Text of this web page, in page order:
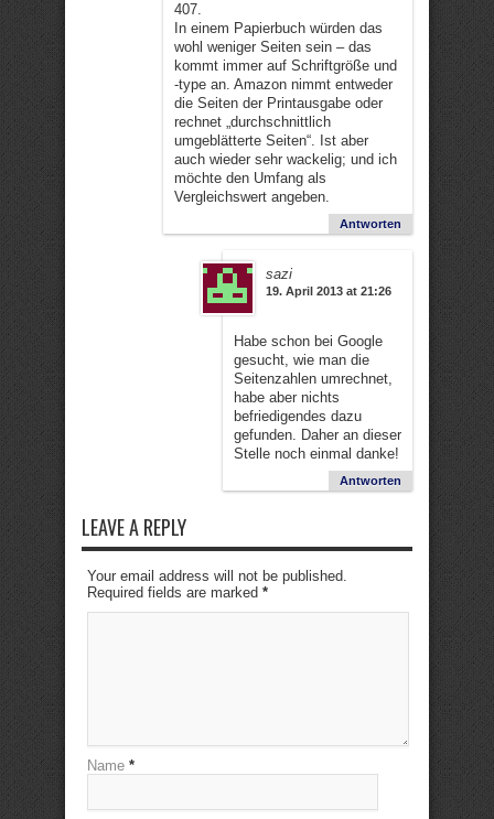
407.
In einem Papierbuch würden das
wohl weniger Seiten sein – das
kommt immer auf Schriftgröße und
-type an. Amazon nimmt entweder
die Seiten der Printausgabe oder
rechnet „durchschnittlich
umgeblätterte Seiten“. Ist aber
auch wieder sehr wackelig; und ich
möchte den Umfang als
Vergleichswert angeben.
Antworten
sazi
19. April 2013 at 21:26
Habe schon bei Google
gesucht, wie man die
Seitenzahlen umrechnet,
habe aber nichts
befriedigendes dazu
gefunden. Daher an dieser
Stelle noch einmal danke!
Antworten
LEAVE A REPLY
Your email address will not be published.
Required fields are marked *
Name *